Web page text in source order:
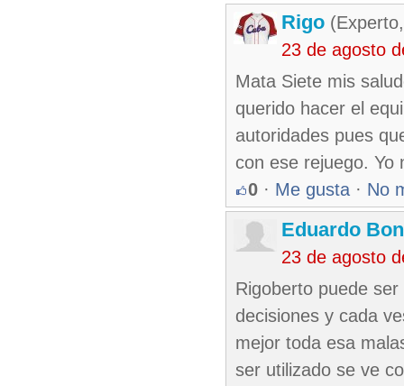
Rigo
23 de agosto
Mata Siete mis
querido hacer el
autoridades pues
con ese rejuego. Yo
0 · Me gusta · No
Eduardo
23 de agosto
Rigoberto puede
decisiones y cada
mejor toda esa
ser utilizado se ve